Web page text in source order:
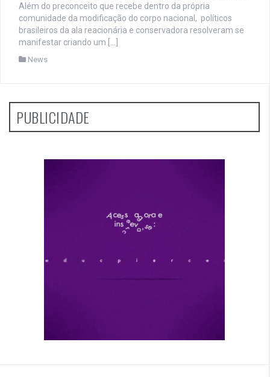
Além do preconceito que recebe dentro da própria
comunidade da modificação do corpo nacional, políticos
brasileiros da ala reacionária e conservadora resolveram se
manifestar criando um […]
News
PUBLICIDADE